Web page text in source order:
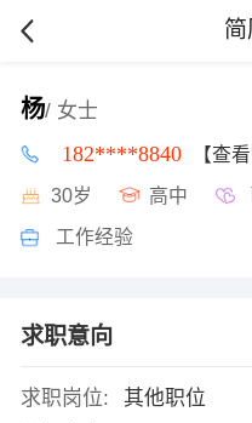
杨/ 女士
182****8840 【查
30岁 高中
工作经验
求职意向
求职岗位:
其他职位